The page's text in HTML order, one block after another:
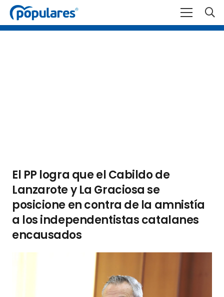
El PP logra que el Cabildo de
Lanzarote y La Graciosa se
posicione en contra de la amnistía
a los independentistas catalanes
encausados